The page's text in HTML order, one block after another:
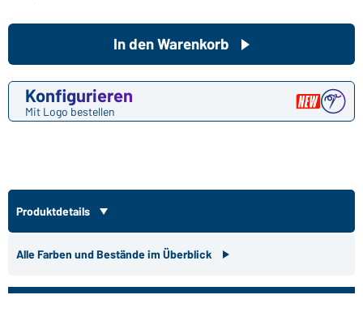
Konfigurieren
Mit Logo bestellen
In den Warenkorb
Produktdetails
Alle Farben und Bestände im Überblick